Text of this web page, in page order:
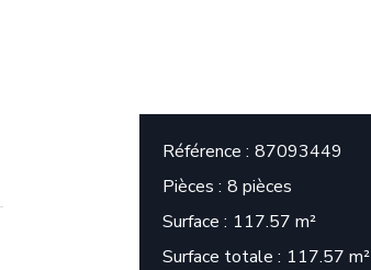
Référence 87093449
Pièces 8 pièces
Surface
117.57 m²
Surface totale
117.57 m²